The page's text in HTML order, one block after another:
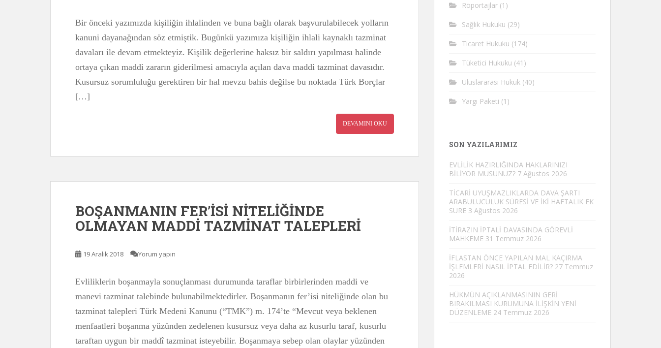
Bir önceki yazımızda kişiliğin ihlalinden ve buna bağlı olarak başvurulabilecek yolların
kanuni dayanağından söz etmiştik. Bugünkü yazımıza kişiliğin ihlali kaynaklı tazminat
davaları ile devam etmekteyiz. Kişilik değerlerine haksız bir saldırı yapılması halinde
ortaya çıkan maddi zararın giderilmesi amacıyla açılan dava maddi tazminat davasıdır.
Kusursuz sorumluluğu gerektiren bir hal mevzu bahis değilse bu noktada Türk Borçlar
[…]
DEVAMINI OKU
BOŞANMANIN FER’İSİ NİTELİĞİNDE
OLMAYAN MADDİ TAZMİNAT TALEPLERİ
19 Aralık 2018 Yorum yapın
Evliliklerin boşanmayla sonuçlanması durumunda taraflar birbirlerinden maddi ve
manevi tazminat talebinde bulunabilmektedirler. Boşanmanın fer’isi niteliğinde olan bu
tazminat talepleri Türk Medeni Kanunu (“TMK”) m. 174’te “Mevcut veya beklenen
menfaatleri boşanma yüzünden zedelenen kusursuz veya daha az kusurlu taraf, kusurlu
taraftan uygun bir maddî tazminat isteyebilir. Boşanmaya sebep olan olaylar yüzünden
Röportajlar (1)
Sağlık Hukuku (29)
Ticaret Hukuku (174)
Tüketici Hukuku (41)
Uluslararası Hukuk (40)
Yargı Paketi (1)
SON YAZILARIMIZ
EVLİLİK HAZIRLIĞINDA HAKLARINIZI
BİLİYOR MUSUNUZ? 7 Ağustos 2026
TİCARİ UYUŞMAZLIKLARDA DAVA ŞARTI
ARABULUCULUK SÜRESİ VE İKİ HAFTALIK EK
SÜRE 3 Ağustos 2026
İTİRAZIN İPTALİ DAVASINDA GÖREVLİ
MAHKEME 31 Temmuz 2026
İFLASTAN ÖNCE YAPILAN MAL KAÇIRMA
İŞLEMLERİ NASIL İPTAL EDİLİR? 27 Temmuz
2026
HÜKMÜN AÇIKLANMASININ GERİ
BIRAKILMASI KURUMUNA İLİŞKİN YENİ
DÜZENLEME 24 Temmuz 2026